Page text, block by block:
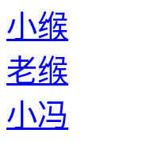
小缑
老缑
小冯